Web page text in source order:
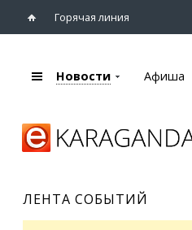
Горячая линия
Караганды
Новости Афиша
ЛЕНТА СОБЫТИЙ